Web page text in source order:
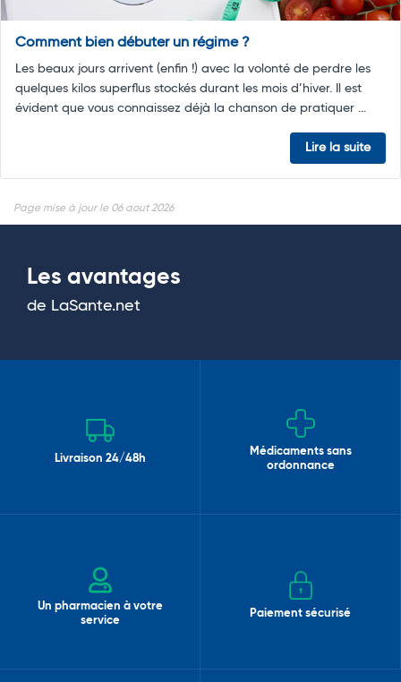
Comment bien débuter un régime ?
Les beaux jours arrivent (enfin !) avec la volonté de perdre les
quelques kilos superflus stockés durant les mois d’hiver. Il est
évident que vous connaissez déjà la chanson de pratiquer ...
Lire la suite
Page mise à jour le 06 aout 2026
Les avantages
de LaSante.net
Livraison 24/48h
Médicaments sans
ordonnance
Un pharmacien à votre
service
Paiement sécurisé